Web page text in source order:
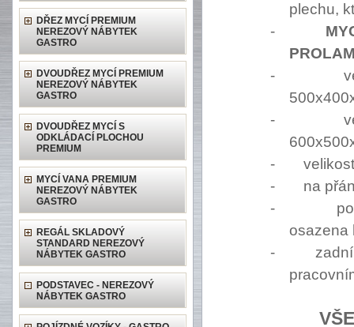
DŘEZ MYCÍ PREMIUM
NEREZOVÝ NÁBYTEK
GASTRO
DVOUDŘEZ MYCÍ PREMIUM
NEREZOVÝ NÁBYTEK
GASTRO
DVOUDŘEZ MYCÍ S
ODKLÁDACÍ PLOCHOU
PREMIUM
MYCÍ VANA PREMIUM
NEREZOVÝ NÁBYTEK
GASTRO
REGÁL SKLADOVÝ
STANDARD NEREZOVÝ
NÁBYTEK GASTRO
PODSTAVEC - NEREZOVÝ
NÁBYTEK GASTRO
plechu,
-
-
-
-
-
na
-
osazena
-